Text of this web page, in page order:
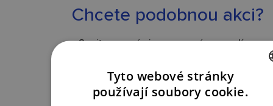
Chcete podobnou akci?
Spojte se s námi a my pro vás vymyslíme
KONTAKTUJTE NÁS
Tyto webové stránky
používají soubory cookie.